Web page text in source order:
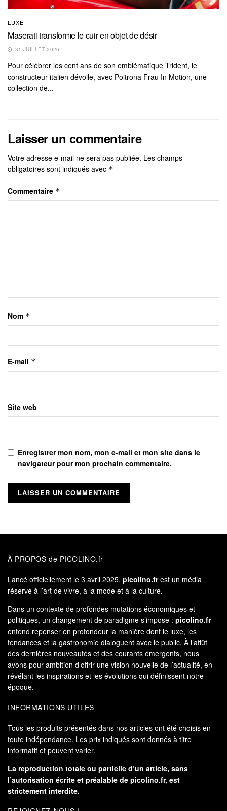
LUXE
Maserati transforme le cuir en objet de désir
31 JUILLET 2026
Pour célébrer les cent ans de son emblématique Trident, le
constructeur italien dévoile, avec Poltrona Frau In Motion, une
collection de...
Laisser un commentaire
Votre adresse e-mail ne sera pas publiée. Les champs
obligatoires sont indiqués avec *
Commentaire *
Nom *
E-mail *
Site web
Enregistrer mon nom, mon e-mail et mon site dans le
navigateur pour mon prochain commentaire.
À PROPOS de PICOLINO.fr
Lancé officiellement le 3 avril 2025, picolino.frest un média
réservé à l’art de vivre, à la mode et à la culture.
Dans un contexte de profondes mutations économiques et
politiques, un changement de paradigme s’impose : picolino.fr
entend repenser en profondeur la manière dont le luxe, les
tendances et la gastronomie dialoguent avec le public. À l’affût
des dernières nouveautés et des courants émergents, nous
avons pour ambition d’offrir une vision nouvelle de l’actualité, en
révélant les inspirations et les évolutions qui définissent notre
époque.
INFORMATIONS UTILES
Tous les produits présentés dans nos articles ont été choisis en
toute indépendance. Les prix indiqués sont donnés à titre
informatif et peuvent varier.
La reproduction totale ou partielle d’un article, sans
l’autorisation écrite et préalable de picolino.fr, est
strictement interdite.